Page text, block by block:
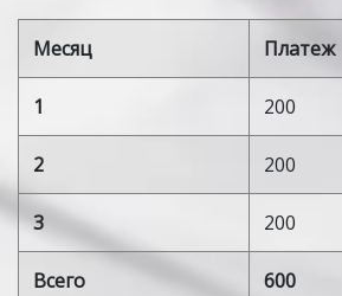
Месяц Платеж
1 200
2 200
3 200
Всего 600